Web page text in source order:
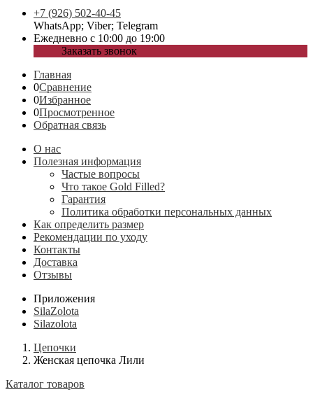
+7 (926) 502-40-45
WhatsApp; Viber; Telegram
Ежедневно с 10:00 до 19:00
Заказать звонок
Главная
0Сравнение
0Избранное
0Просмотренное
Обратная связь
О нас
Полезная информация
Частые вопросы
Что такое Gold Filled?
Гарантия
Политика обработки персональных данных
Как определить размер
Рекомендации по уходу
Контакты
Доставка
Отзывы
Приложения
SilaZolota
Silazolota
Цепочки
Женская цепочка Лили
Каталог товаров